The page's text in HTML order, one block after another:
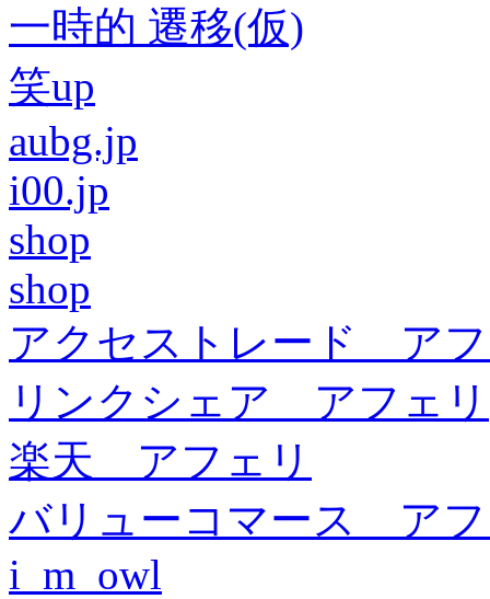
一時的 遷移(仮)
笑up
aubg.jp
i00.jp
shop
shop
アクセストレード ア
リンクシェア アフェリ
楽天 アフェリ
バリューコマース ア
i_m_owl